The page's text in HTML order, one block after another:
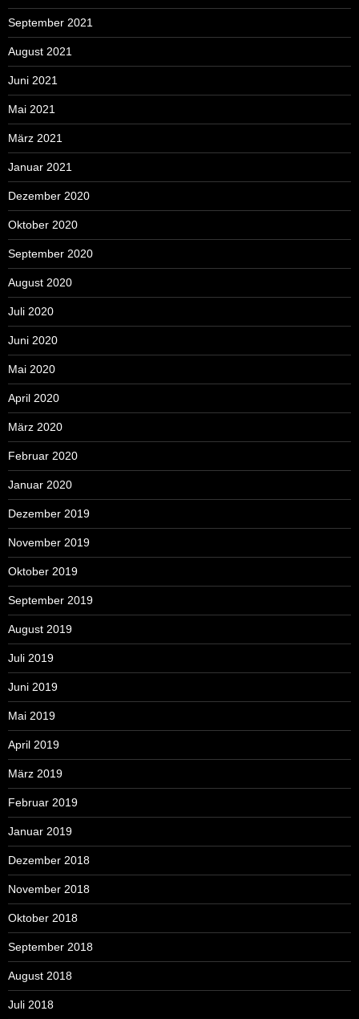
September 2021
August 2021
Juni 2021
Mai 2021
März 2021
Januar 2021
Dezember 2020
Oktober 2020
September 2020
August 2020
Juli 2020
Juni 2020
Mai 2020
April 2020
März 2020
Februar 2020
Januar 2020
Dezember 2019
November 2019
Oktober 2019
September 2019
August 2019
Juli 2019
Juni 2019
Mai 2019
April 2019
März 2019
Februar 2019
Januar 2019
Dezember 2018
November 2018
Oktober 2018
September 2018
August 2018
Juli 2018